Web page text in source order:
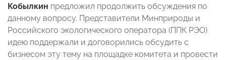
Кобылкин предложил продолжить обсуждения по
данному вопросу. Представители Минприроды и
Российского экологического оператора (ППК РЭО)
идею поддержали и договорились обсудить с
бизнесом эту тему на площадке комитета и провести